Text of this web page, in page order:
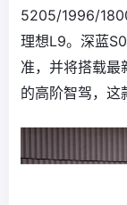
5205/1996/
理想L9。深蓝
准，并将搭载最
的高阶智驾，这